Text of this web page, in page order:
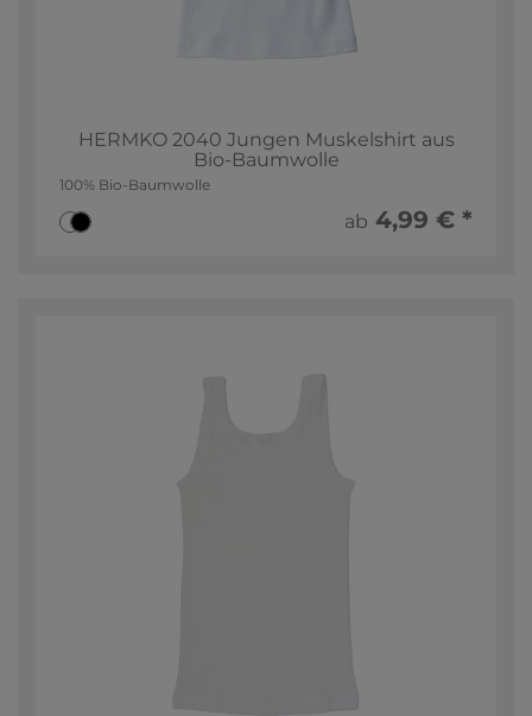
HERMKO 2040 Jungen Muskelshirt aus
Bio-Baumwolle
100% Bio-Baumwolle
ab 4,99 € *